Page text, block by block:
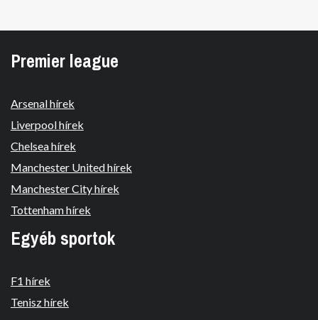
Premier league
Arsenal hírek
Liverpool hírek
Chelsea hírek
Manchester United hírek
Manchester City hírek
Tottenham hírek
Egyéb sportok
F1 hírek
Tenisz hírek